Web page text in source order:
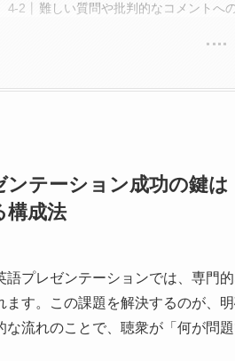
難しい質問や批判的なコメントへ
ンテーション成功の鍵
構成法
語プレゼンテーションでは、専門
ます。この課題を解決するのが、
な流れのことで、聴衆が「何が問